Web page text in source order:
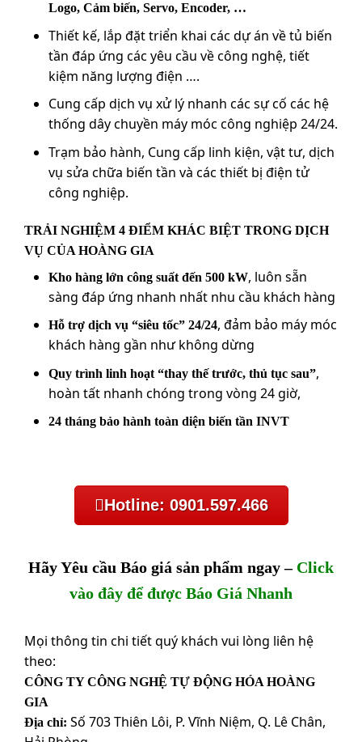
Logo, Cảm biến, Servo, Encoder, …
Thiết kế, lắp đặt triển khai các dự án về tủ biến
tần đáp ứng các yêu cầu về công nghệ, tiết
kiệm năng lượng điện ….
Cung cấp dịch vụ xử lý nhanh các sự cố các hệ
thống dây chuyền máy móc công nghiệp 24/24.
Trạm bảo hành, Cung cấp linh kiện, vật tư, dịch
vụ sửa chữa biến tần và các thiết bị điện tử
công nghiệp.
TRẢI NGHIỆM 4 ĐIỂM KHÁC BIỆT TRONG DỊCH
VỤ CỦA HOÀNG GIA
Kho hàng lớn công suất đến 500 kW, luôn sẵn
sàng đáp ứng nhanh nhất nhu cầu khách hàng
Hỗ trợ dịch vụ “siêu tốc” 24/24, đảm bảo máy móc
khách hàng gần như không dừng
Quy trình linh hoạt “thay thế trước, thủ tục sau”,
hoàn tất nhanh chóng trong vòng 24 giờ,
24 tháng bảo hành toàn diện biến tần INVT
Hotline: 0901.597.466
Hãy Yêu cầu Báo giá sản phẩm ngay – Click
vào đây để được Báo Giá Nhanh
Mọi thông tin chi tiết quý khách vui lòng liên hệ
theo:
CÔNG TY CÔNG NGHỆ TỰ ĐỘNG HÓA HOÀNG
GIA
Địa chỉ: Số 703 Thiên Lôi, P. Vĩnh Niệm, Q. Lê Chân,